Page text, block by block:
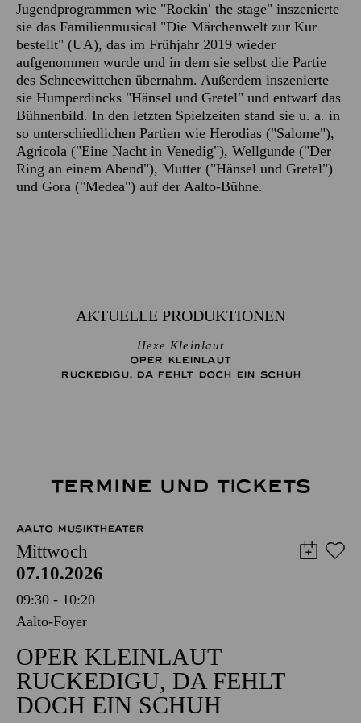
Jugendprogrammen wie "Rockin′ the stage" inszenierte
sie das Familienmusical "Die Märchenwelt zur Kur
bestellt" (UA), das im Frühjahr 2019 wieder
aufgenommen wurde und in dem sie selbst die Partie
des Schneewittchen übernahm. Außerdem inszenierte
sie Humperdincks "Hänsel und Gretel" und entwarf das
Bühnenbild. In den letzten Spielzeiten stand sie u. a. in
so unterschiedlichen Partien wie Herodias ("Salome"),
Agricola ("Eine Nacht in Venedig"), Wellgunde ("Der
Ring an einem Abend"), Mutter ("Hänsel und Gretel")
und Gora ("Medea") auf der Aalto-Bühne.
AKTUELLE PRODUKTIONEN
Hexe Kleinlaut
OPER KLEINLAUT
RUCKEDIGU, DA FEHLT DOCH EIN SCHUH
TERMINE UND TICKETS
AALTO MUSIKTHEATER
Mittwoch
07.10.2026
09:30 - 10:20
Aalto-Foyer
OPER KLEINLAUT
RUCKEDIGU, DA FEHLT
DOCH EIN SCHUH